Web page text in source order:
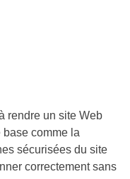
rendre un site Web
comme la
sécurisées du site
correctement sans